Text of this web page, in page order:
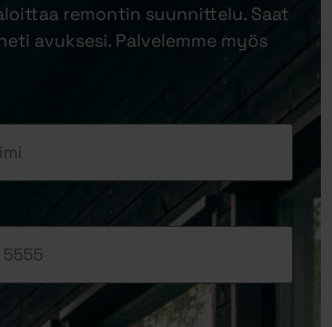
remontin suunnittelu. Saat
avuksesi. Palvelemme myös